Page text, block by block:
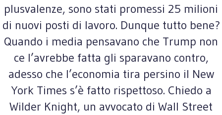
plusvalenze, sono stati promessi 25 milioni
di nuovi posti di lavoro. Dunque tutto bene?
Quando i media pensavano che Trump non
ce l’avrebbe fatta gli sparavano contro,
adesso che l’economia tira persino il New
York Times s’è fatto rispettoso. Chiedo a
Wilder Knight, un avvocato di Wall Street